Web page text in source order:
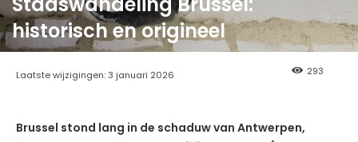
historisch en origineel
Laatste wijzigingen:3 januari 2026 293
Brussel stond lang in de schaduw van Antwerpen,